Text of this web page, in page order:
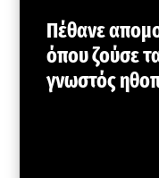
Πέθανε
όπου ζούσε
γνωστός